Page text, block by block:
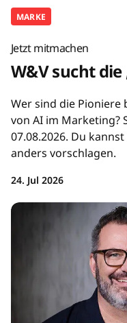
MARKE
Jetzt mitmachen
W&V sucht die
Wer sind die Pioniere
von AI im Marketing?
07.08.2026. Du
anders vorschlagen.
24. Jul 2026